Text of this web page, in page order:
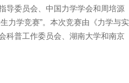
导委员会、中国力学学会和周培源
力学竞赛”。本次竞赛由《力学与实
科普工作委员会、湖南大学和南京